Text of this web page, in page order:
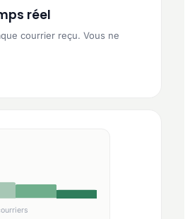
réel
courrier reçu. Vous ne